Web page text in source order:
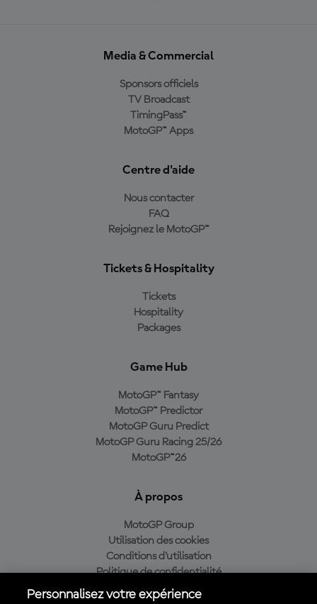
Media & Commercial
Sponsors officiels
TV Broadcast
TimingPass™
MotoGP™ Apps
Centre d'aide
Nous contacter
FAQ
Rejoignez le MotoGP™
Tickets & Hospitality
Tickets
Hospitality
Packages
Game Hub
MotoGP™ Fantasy
MotoGP™ Predictor
MotoGP Guru Predict
MotoGP Guru Racing 25/26
MotoGP™26
À propos
MotoGP Group
Utilisation des cookies
Conditions d'utilisation
Politique de confidentialité
Politique d’achat
Personnalisez votre expérience